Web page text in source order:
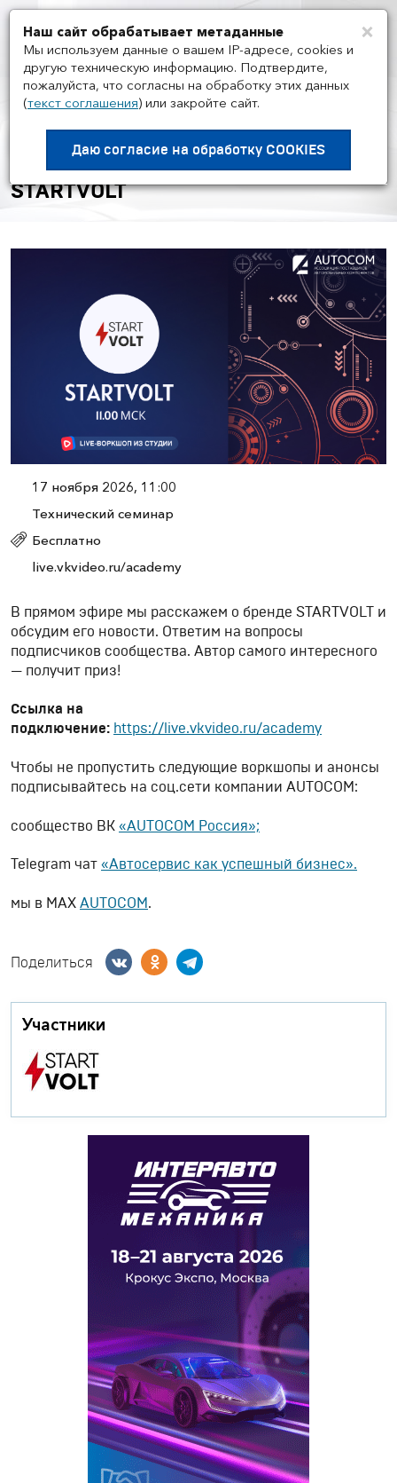
МЕРОПРИЯТИЯ/
Воркшоп Академии AUTOCOM
с представителем бренда
STARTVOLT
17 ноября 2026, 11:00
Технический семинар
Бесплатно
live.vkvideo.ru/academy
В прямом эфире мы расскажем о бренде STARTVOLT и
обсудим его новости. Ответим на вопросы
подписчиков сообщества. Автор самого интересного
— получит приз!
Ссылка на
подключение: https://live.vkvideo.ru/academy
Чтобы не пропустить следующие воркшопы и анонсы
подписывайтесь на соц.сети компании AUTOCOM:
сообщество ВК «AUTOCOM Россия»;
Telegram чат «Автосервис как успешный бизнес».
мы в МАХ AUTOCOM.
Поделиться
Участники
×
Наш сайт обрабатывает метаданные
Мы используем данные о вашем IP-адресе, cookies и
другую техническую информацию. Подтвердите,
пожалуйста, что согласны на обработку этих данных
(текст соглашения) или закройте сайт.
Даю согласие на обработку COOKIES